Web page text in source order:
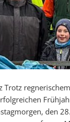
Trotz
den